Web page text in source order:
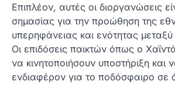
Επιπλέον, αυτές οι διοργανώσεις
σημασίας για την προώθηση της
υπερηφάνειας και ενότητας
Οι επιδόσεις παικτών όπως ο
να κινητοποιήσουν υποστήριξη και
ενδιαφέρον για το ποδόσφαιρο σε